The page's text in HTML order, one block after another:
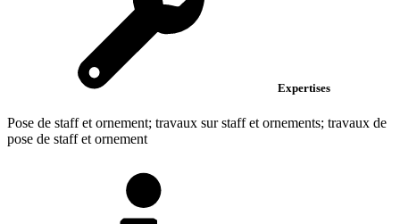
Expertises
Pose de staff et ornement; travaux sur staff et ornements; travaux de
pose de staff et ornement